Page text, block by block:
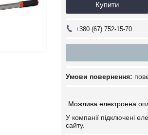
Купити
+380 (67) 752-15-70
У компанії підключені
сайту.